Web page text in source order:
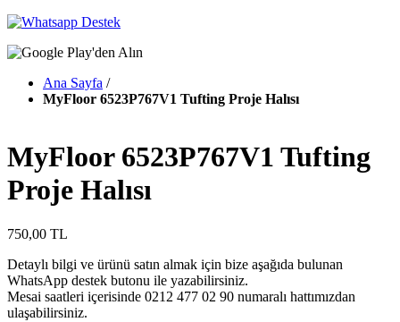
Ana Sayfa /
MyFloor 6523P767V1 Tufting Proje Halısı
MyFloor 6523P767V1 Tufting
Proje Halısı
750,00 TL
Detaylı bilgi ve ürünü satın almak için bize aşağıda bulunan
WhatsApp destek butonu ile yazabilirsiniz.
Mesai saatleri içerisinde 0212 477 02 90 numaralı hattımızdan
ulaşabilirsiniz.